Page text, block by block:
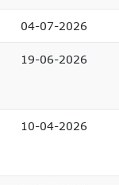
04-07-2026
19-06-2026
10-04-2026